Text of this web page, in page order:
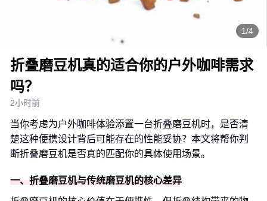
1/4
折叠磨豆机真的适合你的户外咖啡需求
吗？
2小时前
当你考虑为户外咖啡体验添置一台折叠磨豆机时，是否清
楚这种便携设计背后可能存在的性能妥协？本文将帮你判
断折叠磨豆机是否真的匹配你的具体使用场景。
一、折叠磨豆机与传统磨豆机的核心差异